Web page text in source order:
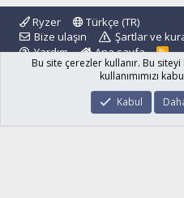
Ryzer
Türkçe (TR)
Bize ulaşın
Şartlar ve
Yardım
Ana sayfa
R
S
S
Community platform by XenForo ® ©
© 2001 - 2024
Bu site çerezler kullanır. Bu
kullanımımızı
Kabul